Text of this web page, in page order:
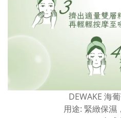
DEWAKE 海
用途: 緊緻保濕